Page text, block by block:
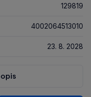
129819
4002064513010
23. 8. 2028